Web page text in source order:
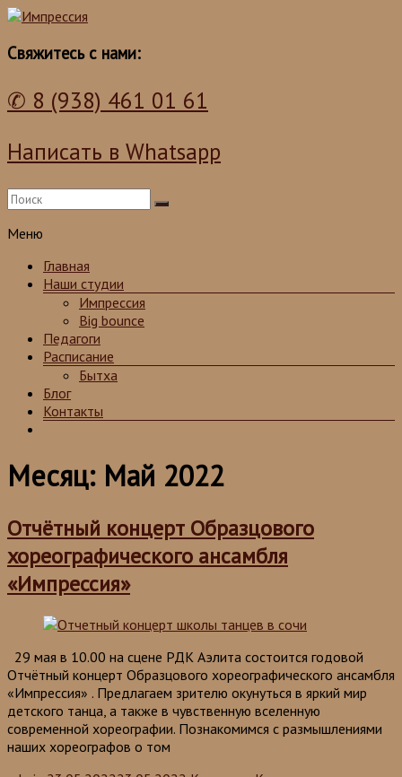
Импрессия
Школа танцев для детей и взрослых
Свяжитесь с нами:
✆ 8 (938) 461 01 61
Написать в Whatsapp
Меню
Главная
Наши студии
Импрессия
Big bounce
Педагоги
Расписание
Бытха
Блог
Контакты
Месяц: Май 2022
Отчётный концерт Образцового
хореографического ансамбля
«Импрессия»
29 мая в 10.00 на сцене РДК Аэлита состоится годовой
Отчётный концерт Образцового хореографического ансамбля
«Импрессия» . Предлагаем зрителю окунуться в яркий мир
детского танца, а также в чувственную вселенную
современной хореографии. Познакомимся с размышлениями
наших хореографов о том